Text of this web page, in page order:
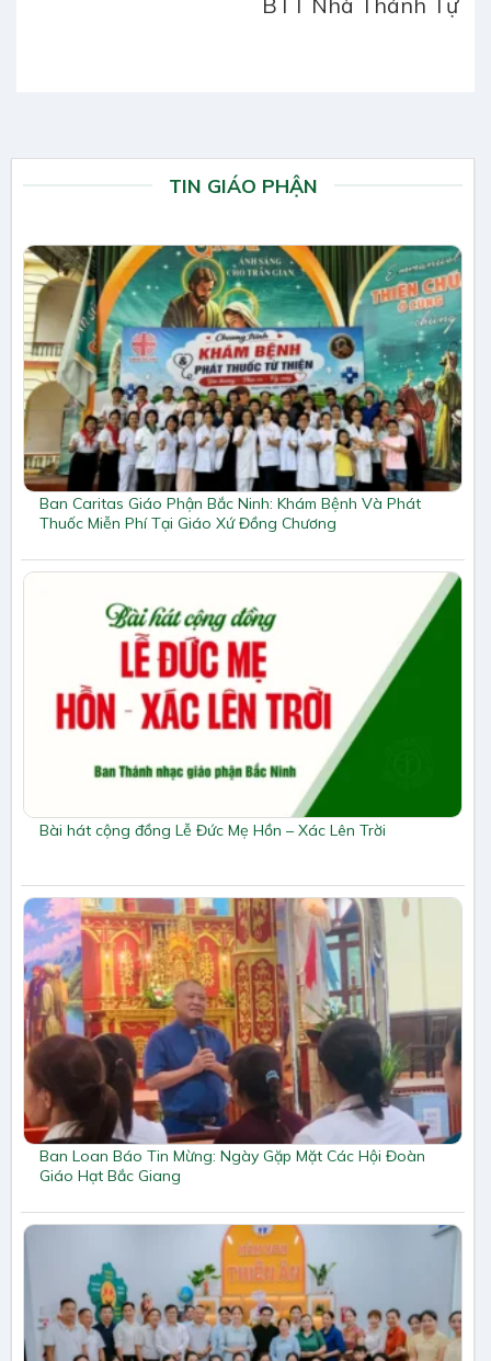
BTT Nhà Thánh Tự
TIN GIÁO PHẬN
Ban Caritas Giáo Phận Bắc Ninh: Khám Bệnh Và Phát
Thuốc Miễn Phí Tại Giáo Xứ Đồng Chương
Bài hát cộng đồng Lễ Đức Mẹ Hồn – Xác Lên Trời
Ban Loan Báo Tin Mừng: Ngày Gặp Mặt Các Hội Đoàn
Giáo Hạt Bắc Giang